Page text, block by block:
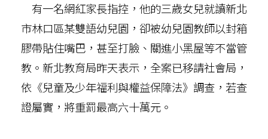
有一名網紅家長指控，他的三歲女兒就讀新北
市林口區某雙語幼兒園，卻被幼兒園教師以封箱
膠帶貼住嘴巴，甚至打臉、關進小黑屋等不當管
教。新北教育局昨天表示，全案已移請社會局，
依《兒童及少年福利與權益保障法》調查，若查
證屬實，將重罰最高六十萬元。